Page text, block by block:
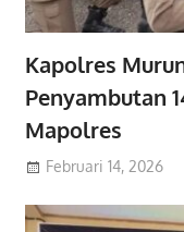
Kapolres
Penyambutan
Mapolres
Februari 14, 2026